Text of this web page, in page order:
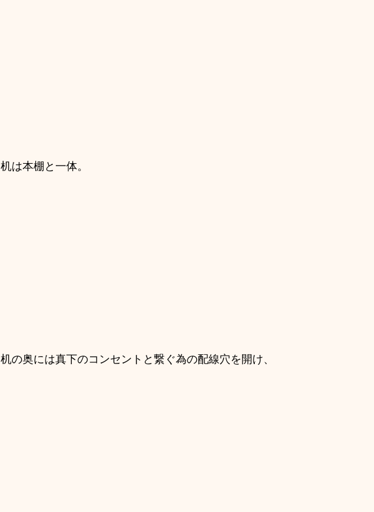
机は本棚と一体。
机の奥には真下のコンセントと繋ぐ為の配線穴を開け、